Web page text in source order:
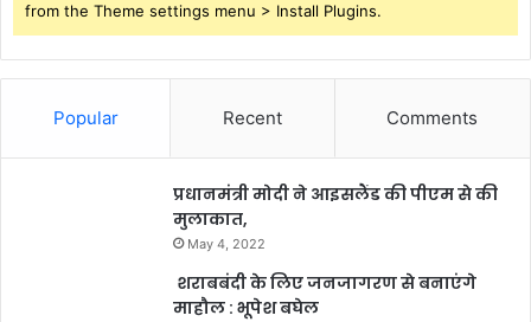
from the Theme settings menu > Install Plugins.
Popular Recent Comments
प्रधानमंत्री मोदी ने आइसलैंड की पीएम से की
मुलाकात,
May 4, 2022
शराबबंदी के लिए जनजागरण से बनाएंगे
माहौल : भूपेश बघेल